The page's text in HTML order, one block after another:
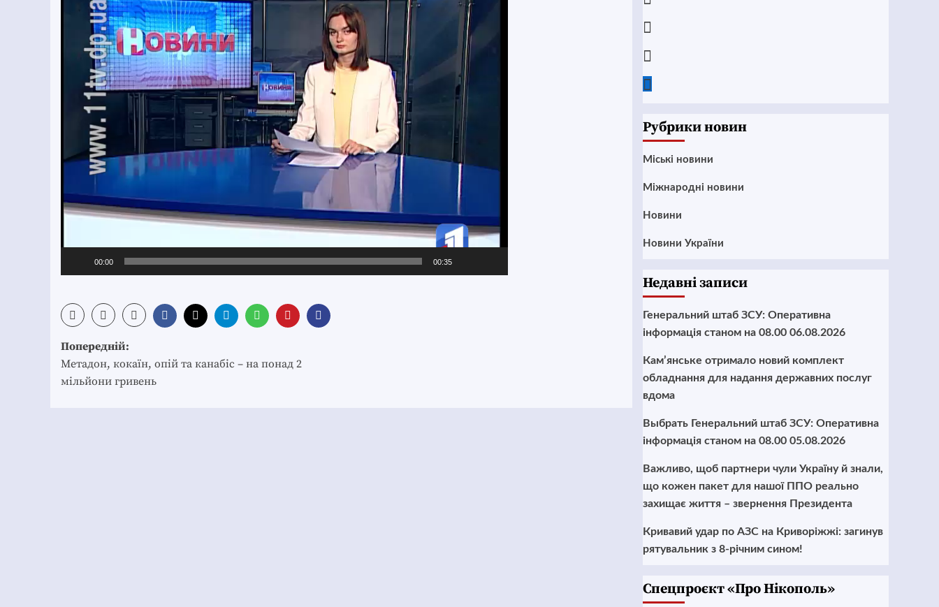
00:00 00:35
Post
navigation
Попередній:
Метадон, кокаїн, опій та канабіс – на понад 2
мільйони гривень
Рубрики новин
Mіські новини
Міжнародні новини
Новини
Новини України
Недавні записи
Генеральний штаб ЗСУ: Оперативна
інформація станом на 08.00 06.08.2026
Кам’янське отримало новий комплект
обладнання для надання державних послуг
вдома
Выбрать Генеральний штаб ЗСУ: Оперативна
інформація станом на 08.00 05.08.2026
Важливо, щоб партнери чули Україну й знали,
що кожен пакет для нашої ППО реально
захищає життя – звернення Президента
Кривавий удар по АЗС на Криворіжжі: загинув
рятувальник з 8-річним сином!
Cпецпроєкт «Про Нікополь»